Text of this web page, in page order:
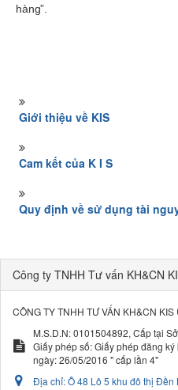
hàng”.
Giới thiệu về KIS
Cam kết của K I S
Quy định về sử dụng tài
Công ty TNHH Tư vấn KH&CN
CÔNG TY TNHH TƯ VẤN KH&CN KIS
M.S.D.N: 0101504892, Cấp tại
Giấy phép số: Giấy phép đăng
ngày: 26/05/2016 " cấp lần 4"
Địa chỉ:Ô 48 Lô 5 khu đô thị Đền